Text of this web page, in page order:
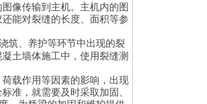
像传输到主机。主机内的图
能对裂缝的长度、面积等参
筑、养护等环节中出现的裂
土墙体施工中，使用裂缝测
载作用等因素的影响，出现
准，就需要及时采取加固、